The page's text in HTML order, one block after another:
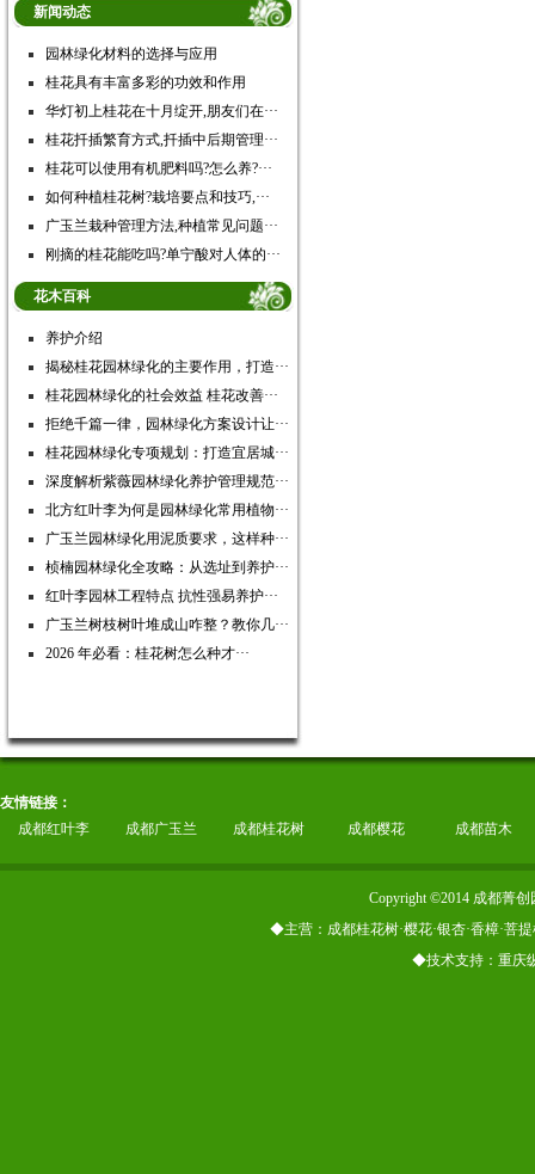
新闻动态
园林绿化材料的选择与应用
桂花具有丰富多彩的功效和作用
华灯初上桂花在十月绽开,朋友们在···
桂花扦插繁育方式,扦插中后期管理···
桂花可以使用有机肥料吗?怎么养?···
如何种植桂花树?栽培要点和技巧,···
广玉兰栽种管理方法,种植常见问题···
刚摘的桂花能吃吗?单宁酸对人体的···
花木百科
养护介绍
揭秘桂花园林绿化的主要作用，打造···
桂花园林绿化的社会效益 桂花改善···
拒绝千篇一律，园林绿化方案设计让···
桂花园林绿化专项规划：打造宜居城···
深度解析紫薇园林绿化养护管理规范···
北方红叶李为何是园林绿化常用植物···
广玉兰园林绿化用泥质要求，这样种···
桢楠园林绿化全攻略：从选址到养护···
红叶李园林工程特点 抗性强易养护···
广玉兰树枝树叶堆成山咋整？教你几···
2026 年必看：桂花树怎么种才···
友情链接：
成都红叶李
成都广玉兰 成都桂花树 成都樱花 成都苗木
Copyright ©2014 成都菁
◆主营：成都桂花树·樱花·银杏·香樟·菩
◆技术支持：重庆